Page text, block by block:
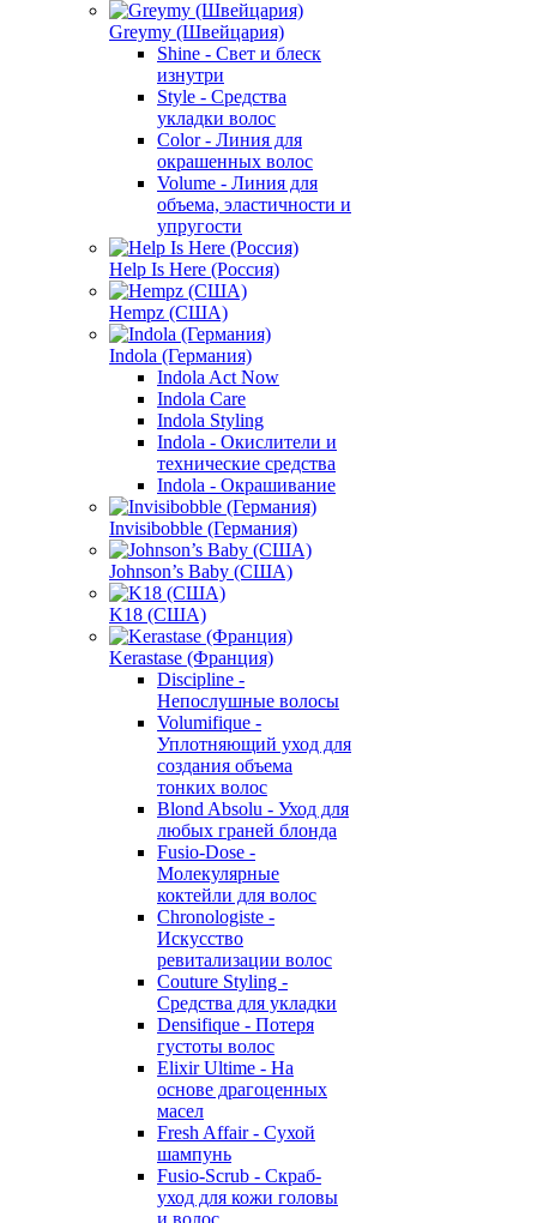
Greymy (Швейцария)
Shine - Свет и блеск
изнутри
Style - Средства
укладки волос
Color - Линия для
окрашенных волос
Volume - Линия для
объема, эластичности и
упругости
Help Is Here (Россия)
Hempz (США)
Indola (Германия)
Indola Act Now
Indola Care
Indola Styling
Indola - Окислители и
технические средства
Indola - Окрашивание
Invisibobble (Германия)
Johnson’s Baby (США)
K18 (США)
Kerastase (Франция)
Discipline -
Непослушные волосы
Volumifique -
Уплотняющий уход для
создания объема
тонких волос
Blond Absolu - Уход для
любых граней блонда
Fusio-Dose -
Молекулярные
коктейли для волос
Chronologiste -
Искусство
ревитализации волос
Couture Styling -
Средства для укладки
Densifique - Потеря
густоты волос
Elixir Ultime - На
основе драгоценных
масел
Fresh Affair - Сухой
шампунь
Fusio-Scrub - Скраб-
уход для кожи головы
и волос